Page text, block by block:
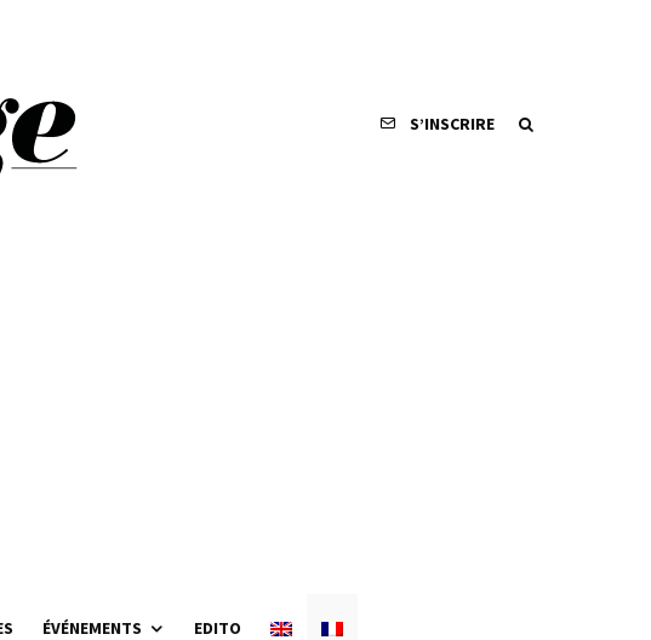
S’INSCRIRE
ÉVÉNEMENTS EDITO